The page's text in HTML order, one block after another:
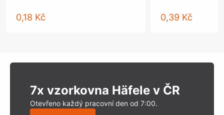
0,18 Kč 0,39 Kč
7x vzorkovna Häfele v ČR
Otevřeno každý pracovní den od 7:00.